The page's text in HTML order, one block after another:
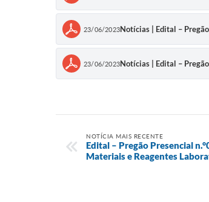
23/06/2023Notícias | Edital –
23/06/2023Notícias | Edital –
NOTÍCIA MAIS RECENTE
Edital – Pregão Presencial
Materiais e Reagentes